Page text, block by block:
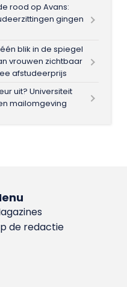
rood op Avans:
gingen
blik in de spiegel
vrouwen zichtbaar
afstudeerprijs
uit? Universiteit
mailomgeving
de redactie